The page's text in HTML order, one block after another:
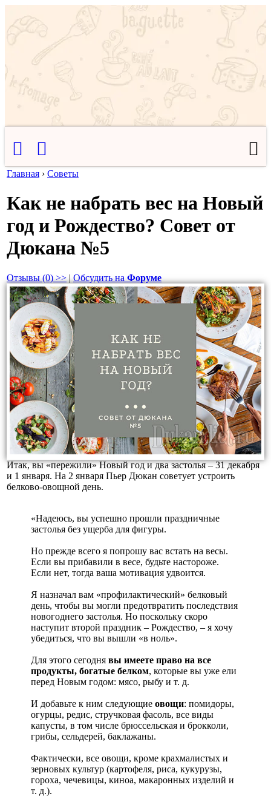
Главная › Советы
Как не набрать вес на Новый
год и Рождество? Совет от
Дюкана №5
Отзывы (0) >> | Обсудить на Форуме
Итак, вы «пережили» Новый год и два застолья – 31 декабря
и 1 января. На 2 января Пьер Дюкан советует устроить
белково-овощной день.
«Надеюсь, вы успешно прошли праздничные
застолья без ущерба для фигуры.
Но прежде всего я попрошу вас встать на весы.
Если вы прибавили в весе, будьте настороже.
Если нет, тогда ваша мотивация удвоится.
Я назначал вам «профилактический» белковый
день, чтобы вы могли предотвратить последствия
новогоднего застолья. Но поскольку скоро
наступит второй праздник – Рождество, – я хочу
убедиться, что вы вышли «в ноль».
Для этого сегодня вы имеете право на все
продукты, богатые белком, которые вы уже ели
перед Новым годом: мясо, рыбу и т. д.
И добавьте к ним следующие овощи: помидоры,
огурцы, редис, стручковая фасоль, все виды
капусты, в том числе брюссельская и брокколи,
грибы, сельдерей, баклажаны.
Фактически, все овощи, кроме крахмалистых и
зерновых культур (картофеля, риса, кукурузы,
гороха, чечевицы, киноа, макаронных изделий и
т. д.).